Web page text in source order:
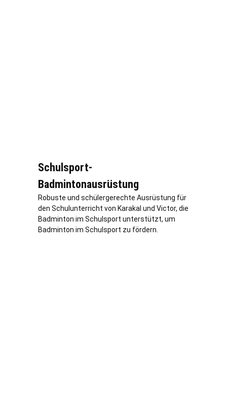
Schulsport-
Badmintonausrüstung
Robuste und schülergerechte Ausrüstung für
den Schulunterricht von Karakal und Victor, die
Badminton im Schulsport unterstützt, um
Badminton im Schulsport zu fördern.